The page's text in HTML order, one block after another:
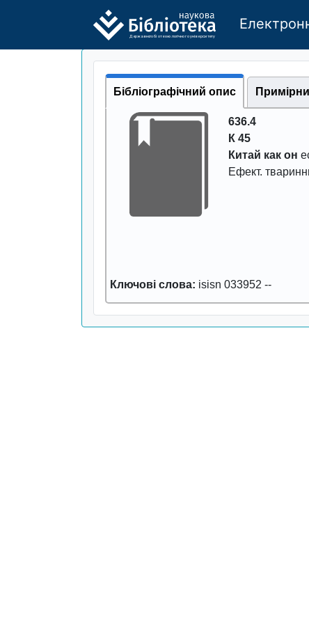
Державного бі отехно логічно го універси тету
Бібліографічний опис
636.4
К 45
Китай как он
Ефект.
Ключові слова: isisn 033952 --